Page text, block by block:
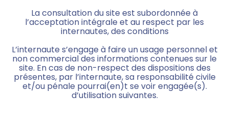
La consultation du site est subordonnée à
l’acceptation intégrale et au respect par les
internautes, des conditions
L’internaute s’engage à faire un usage personnel et
non commercial des informations contenues sur le
site. En cas de non-respect des dispositions des
présentes, par l’internaute, sa responsabilité civile
et/ou pénale pourrai(en)t se voir engagée(s).
d’utilisation suivantes.